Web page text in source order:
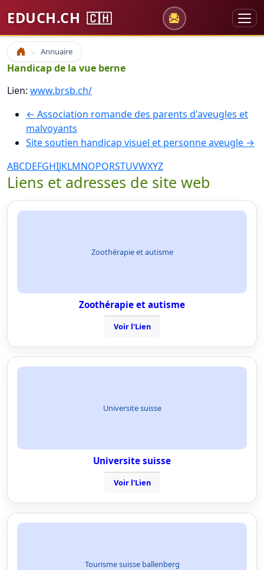
EDUCH.CH 🇨🇭
Accueil Annuaire
Handicap de la vue berne
Lien: www.brsb.ch/
← Association romande des parents d'aveugles et
malvoyants
Site soutien handicap visuel et personne aveugle →
ABCDEFGHIJKLMNOPQRSTUVWXYZ
Liens et adresses de site web
Zoothérapie et autisme
Zoothérapie et autisme
Voir l'Lien
Universite suisse
Universite suisse
Voir l'Lien
Tourisme suisse ballenberg